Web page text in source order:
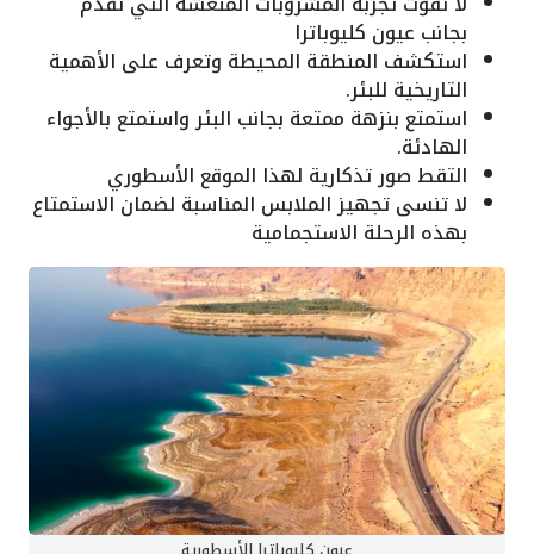
بجانب عيون كليوباترا
استكشف المنطقة المحيطة وتعرف على الأهمية
التاريخية للبئر.
استمتع بنزهة ممتعة بجانب البئر واستمتع بالأجواء
الهادئة.
التقط صور تذكارية لهذا الموقع الأسطوري
لا تنسى تجهيز الملابس المناسبة لضمان الاستمتاع
بهذه الرحلة الاستجمامية